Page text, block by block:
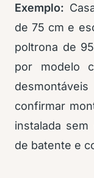
Exemplo:
de 75 cm e
poltrona de
por modelo
confirmar
instalada sem
de batente e